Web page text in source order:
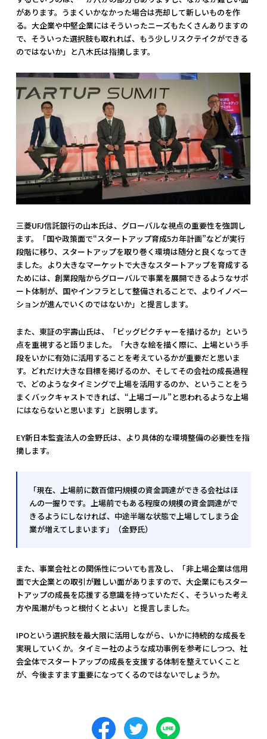
があります。うまくいかなかった場合は売却して新しいものを作
る。大企業や中堅企業にはそういったニーズもたくさんありますの
で、そういった選択肢も取れれば、もう少しリスクテイクができる
のではないか」と八木氏は指摘します。
三菱UFJ信託銀行の山本氏は、グローバルな視点の重要性を強調し
ます。「国や政策面で“スタートアップ育成5カ年計画”などが実行
段階に移り、スタートアップを取り巻く環境は随分と良くなってき
ました。より大きなマーケットで大きなスタートアップを育成する
ためには、創業段階からグローバルで事業を展開できるようなサポ
ート体制が、国やインフラとして整備されることで、よりイノベー
ションが進んでいくのではないか」と提言します。
また、東証の宇壽山氏は、「ビッグピクチャーを描けるか」という
点を重視すると語りました。「大きな絵を描く際に、上場という手
段をいかに有効に活用することを考えているかが重要だと思いま
す。どれだけ大きな目標を掲げるのか、そしてその会社の成長過程
で、どのようなタイミングで上場を活用するのか、ということをう
まくバックキャストできれば、“上場ゴール”と思われるような上場
にはならないと思います」と説明します。
EY新日本監査法人の金野氏は、より具体的な環境整備の必要性を指
摘します。
「現在、上場前に数百億円規模の資金調達ができる会社はほ
んの一握りです。上場前でもある程度の規模の資金調達がで
きるようにしなければ、中途半端な状態で上場してしまう企
業が増えてしまいます」（金野氏）
また、事業会社との関係性についても言及し、「非上場企業は信用
面で大企業との取引が難しい面がありますので、大企業にもスター
トアップの成長を応援する意識を持っていただく、そういった考え
方や風潮がもっと根付くとよい」と提言しました。
IPOという選択肢を最大限に活用しながら、いかに持続的な成長を
実現していくか。タイミー社のような成功事例を参考にしつつ、社
会全体でスタートアップの成長を支援する体制を整えていくこと
が、今後ますます重要になってくるのではないでしょうか。